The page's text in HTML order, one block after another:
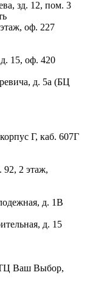
зд. 12, пом. 3
оф. 227
15, оф. 420
д. 5а (БЦ
Г, каб. 607Г
2 этаж,
д. 1В
д. 15
ТЦ Ваш Выбор,